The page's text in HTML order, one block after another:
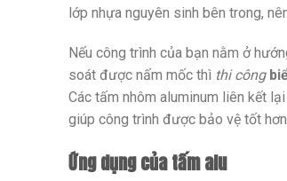
lớp nhựa nguyên sinh bên trong,
Nếu công trình của bạn nằm ở
soát được nấm mốc thì thi công
Các tấm nhôm aluminum liên kết
giúp công trình được bảo vệ tốt
Ứng dụng của tấm alu